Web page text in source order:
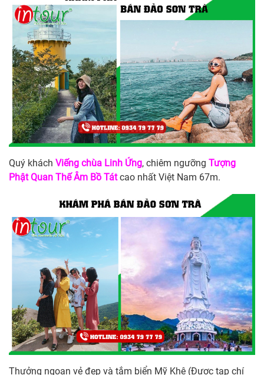
Quý khách Viếng chùa Linh Ứng, chiêm ngưỡng Tượng
Phật Quan Thế Âm Bồ Tátcao nhất Việt Nam 67m.
Thưởng ngoạn vẻ đẹp và tắm biển Mỹ Khê (Được tạp chí